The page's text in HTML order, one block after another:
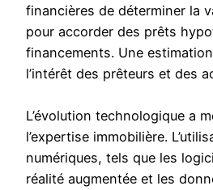
financières de déterminer la
pour accorder des prêts
financements. Une
l’intérêt des prêteurs et des
L’évolution technologique a
l’expertise immobilière.
numériques, tels que les
réalité augmentée et les